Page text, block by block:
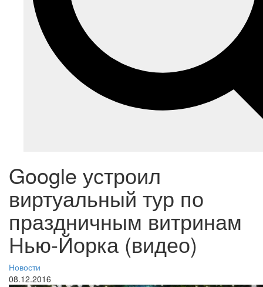
Google устроил
виртуальный тур по
праздничным витринам
Нью-Йорка (видео)
Новости
08.12.2016